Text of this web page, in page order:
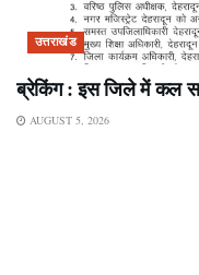
उत्तराखंड
ब्रेकिंग : इस जिले में कल
AUGUST 5, 2026